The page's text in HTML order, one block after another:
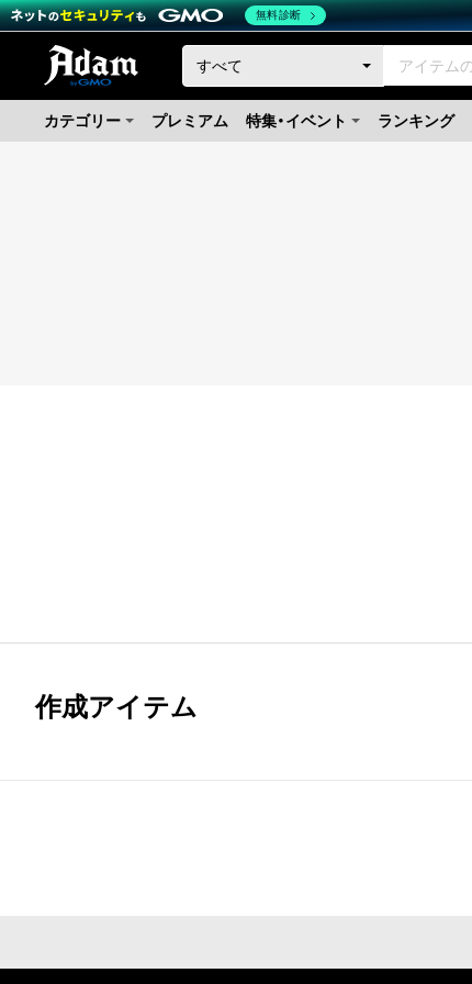
カテゴリー プレミアム 特集・イベント ランキング
作成アイテム
無料診断